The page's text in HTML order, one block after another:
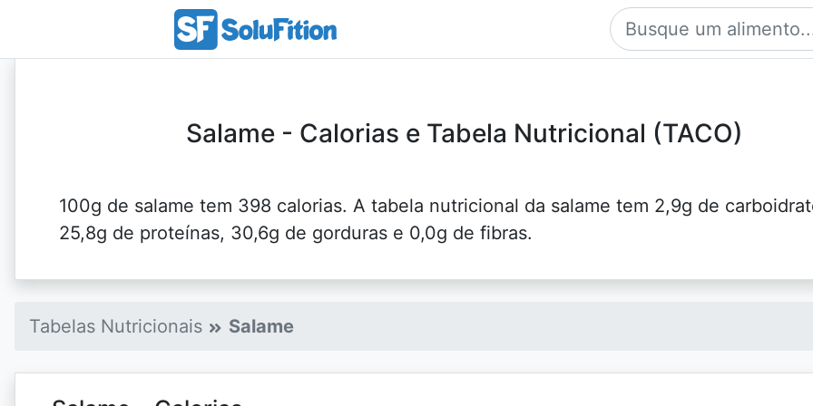
Salame - Calorias e Tabela Nutricional (TACO)
100g de salame tem 398 calorias. A tabela nutricional da salame tem 2,9g de
25,8g de proteínas, 30,6g de gorduras e 0,0g de fibras.
Tabelas Nutricionais Salame